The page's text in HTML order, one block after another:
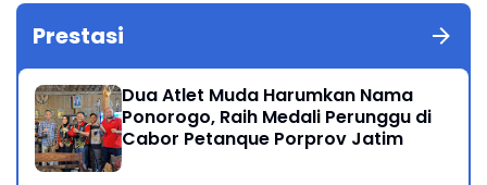
Prestasi
Dua Atlet Muda Harumkan Nama
Ponorogo, Raih Medali Perunggu di
Cabor Petanque Porprov Jatim